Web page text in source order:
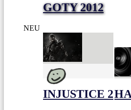
GOTY 2012
NEU
INJUSTICE 2